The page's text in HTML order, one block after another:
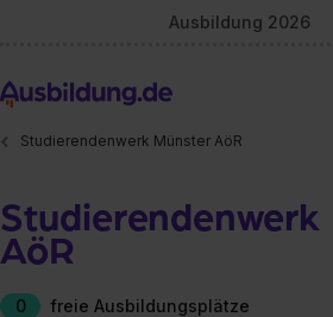
Ausbildung 2026
Studierendenwerk Münster AöR
Studierendenwerk
AöR
0
freie Ausbildungsplätze